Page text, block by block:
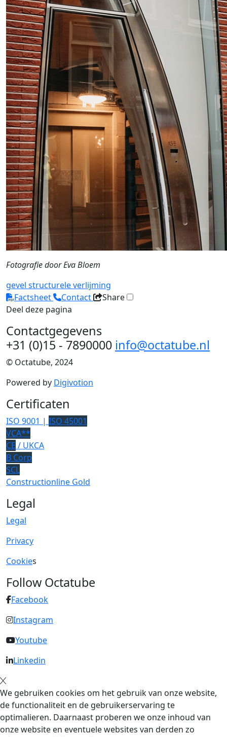
Fotografie door Eva Bloem
gevel structurele verlijming
Factsheet
Contact
Share
Deel deze pagina
Contactgegevens
+31 (0)15 - 7890000 info@octatube.nl
© Octatube, 2024
Powered by Digivotion
Certificaten
ISO 9001 | ISO 45001
VCA**
CE / UKCA
B Corp
SCL
Constructionline Gold
Legal
Legal
Privacy
Cookies
Follow Octatube
Facebook
Instagram
Youtube
Linkedin
We gebruiken cookies om het gebruik van onze website,
de functionaliteit en de gebruikerservaring te
optimalieren. Daarnaast proberen we onze inhoud van
onze website en eventuele websites van derden zo